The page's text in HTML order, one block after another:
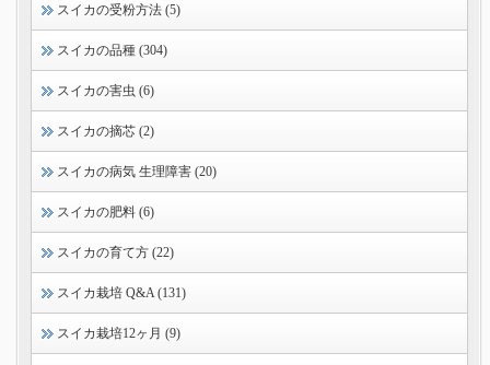
スイカの受粉方法 (5)
スイカの品種 (304)
スイカの害虫 (6)
スイカの摘芯 (2)
スイカの病気 生理障害 (20)
スイカの肥料 (6)
スイカの育て方 (22)
スイカ栽培 Q&A (131)
スイカ栽培12ヶ月 (9)